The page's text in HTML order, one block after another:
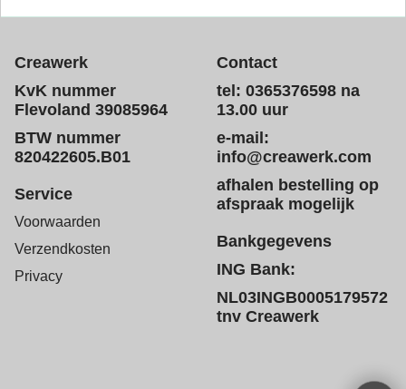
Creawerk
KvK nummer
Flevoland 39085964
BTW nummer
820422605.B01
Contact
tel: 0365376598 na
13.00 uur
e-mail:
info@creawerk.com
afhalen bestelling op
afspraak mogelijk
Service
Voorwaarden
Verzendkosten
Privacy
Bankgegevens
ING Bank:
NL03INGB0005179572
tnv Creawerk